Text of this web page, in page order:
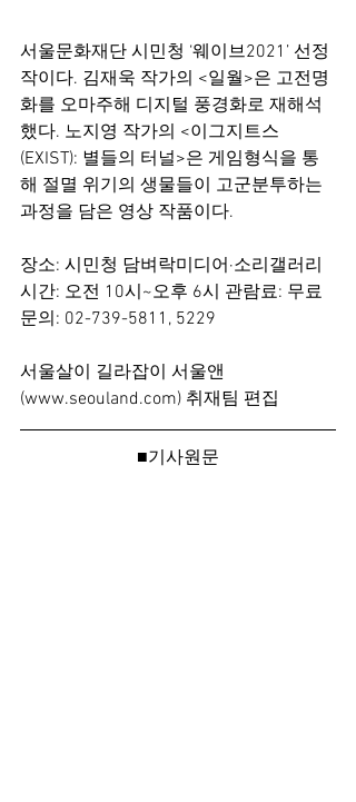
서울문화재단 시민청 ‘웨이브2021’ 선정
작이다. 김재욱 작가의 <일월>은 고전명
화를 오마주해 디지털 풍경화로 재해석
했다. 노지영 작가의 <이그지트스
(EXIST): 별들의 터널>은 게임형식을 통
해 절멸 위기의 생물들이 고군분투하는
과정을 담은 영상 작품이다.
장소: 시민청 담벼락미디어·소리갤러리
시간: 오전 10시~오후 6시 관람료: 무료
문의: 02-739-5811, 5229
서울살이 길라잡이 서울앤
(www.seouland.com) 취재팀 편집
■기사원문